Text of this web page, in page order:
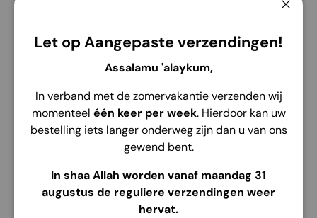
Service de retrait disponible àEdelsmidsdreef 4
Voir les informations de la boutique
Description Envoi Retour
Let op Aangepaste verzendingen!
Assalamu 'alaykum,
In verband met de zomervakantie verzenden wij
momenteel één keer per week. Hierdoor kan uw
bestelling iets langer onderweg zijn dan u van ons
gewend bent.
In shaa Allah worden vanaf maandag 31
augustus de reguliere verzendingen weer
hervat.